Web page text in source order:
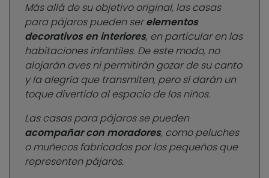
Más allá de su objetivo original, las casas
para pájaros pueden serelementos
decorativos en interiores, en particular en las
habitaciones infantiles. De este modo, no
alojarán aves ni permitirán gozar de su canto
y la alegría que transmiten, pero sí darán un
toque divertido al espacio de los niños.
Las casas para pájaros se pueden
acompañar con moradores, como peluches
o muñecos fabricados por los pequeños que
representen pájaros.